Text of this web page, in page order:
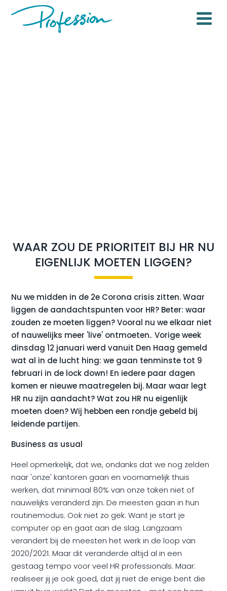
WAAR ZOU DE PRIORITEIT BIJ HR NU
EIGENLIJK MOETEN LIGGEN?
Nu we midden in de 2e Corona crisis zitten. Waar
liggen de aandachtspunten voor HR? Beter: waar
zouden ze moeten liggen? Vooral nu we elkaar niet
of nauwelijks meer 'live' ontmoeten..Vorige week
dinsdag 12 januari werd vanuit Den Haag gemeld
wat al in de lucht hing: we gaan tenminste tot 9
februari in de lock down! En iedere paar dagen
komen er nieuwe maatregelen bij. Maar waar legt
HR nu zijn aandacht? Wat zou HR nu eigenlijk
moeten doen? Wij hebben een rondje gebeld bij
leidende partijen.
Business as usual
Heel opmerkelijk, dat we, ondanks dat we nog zelden
naar 'onze' kantoren gaan en voornamelijk thuis
werken, dat minimaal 80% van onze taken niet of
nauwelijks veranderd zijn. De meesten gaan in hun
routinemodus. Ook niet zo gek. Want je start je
computer op en gaat aan de slag. Langzaam
verandert bij de meesten het werk in de loop van
2020/2021. Maar dit veranderde altijd al in een
gestaag tempo voor veel HR professionals. Maar:
realiseer jij je ook goed, dat jij niet de enige bent die